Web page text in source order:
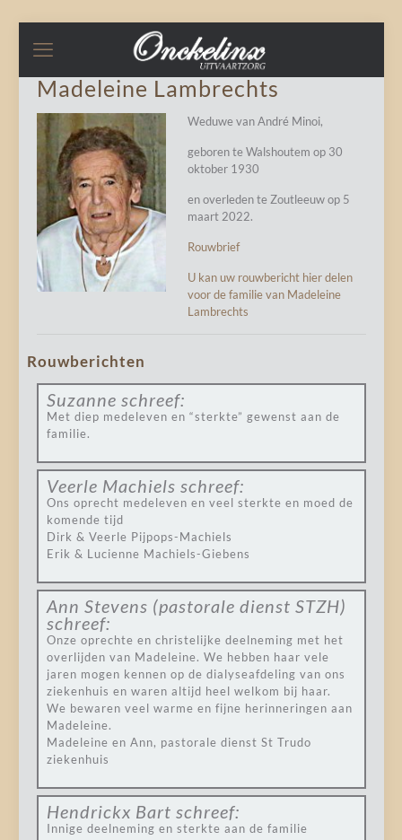
Madeleine Lambrechts
Weduwe van André Minoi,
geboren te Walshoutem op 30
oktober 1930
en overleden te Zoutleeuw op 5
maart 2022.
Rouwbrief
U kan uw rouwbericht hier delen
voor de familie van Madeleine
Lambrechts
Rouwberichten
Suzanne schreef:
Met diep medeleven en “sterkte” gewenst aan de
familie.
Veerle Machiels schreef:
Ons oprecht medeleven en veel sterkte en moed de
komende tijd
Dirk & Veerle Pijpops-Machiels
Erik & Lucienne Machiels-Giebens
Ann Stevens (pastorale dienst STZH)
schreef:
Onze oprechte en christelijke deelneming met het
overlijden van Madeleine. We hebben haar vele
jaren mogen kennen op de dialyseafdeling van ons
ziekenhuis en waren altijd heel welkom bij haar.
We bewaren veel warme en fijne herinneringen aan
Madeleine.
Madeleine en Ann, pastorale dienst St Trudo
ziekenhuis
Hendrickx Bart schreef:
Innige deelneming en sterkte aan de familie